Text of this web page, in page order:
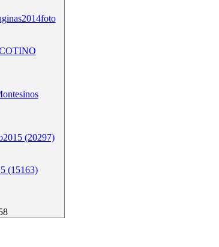
(20297)
(15163)